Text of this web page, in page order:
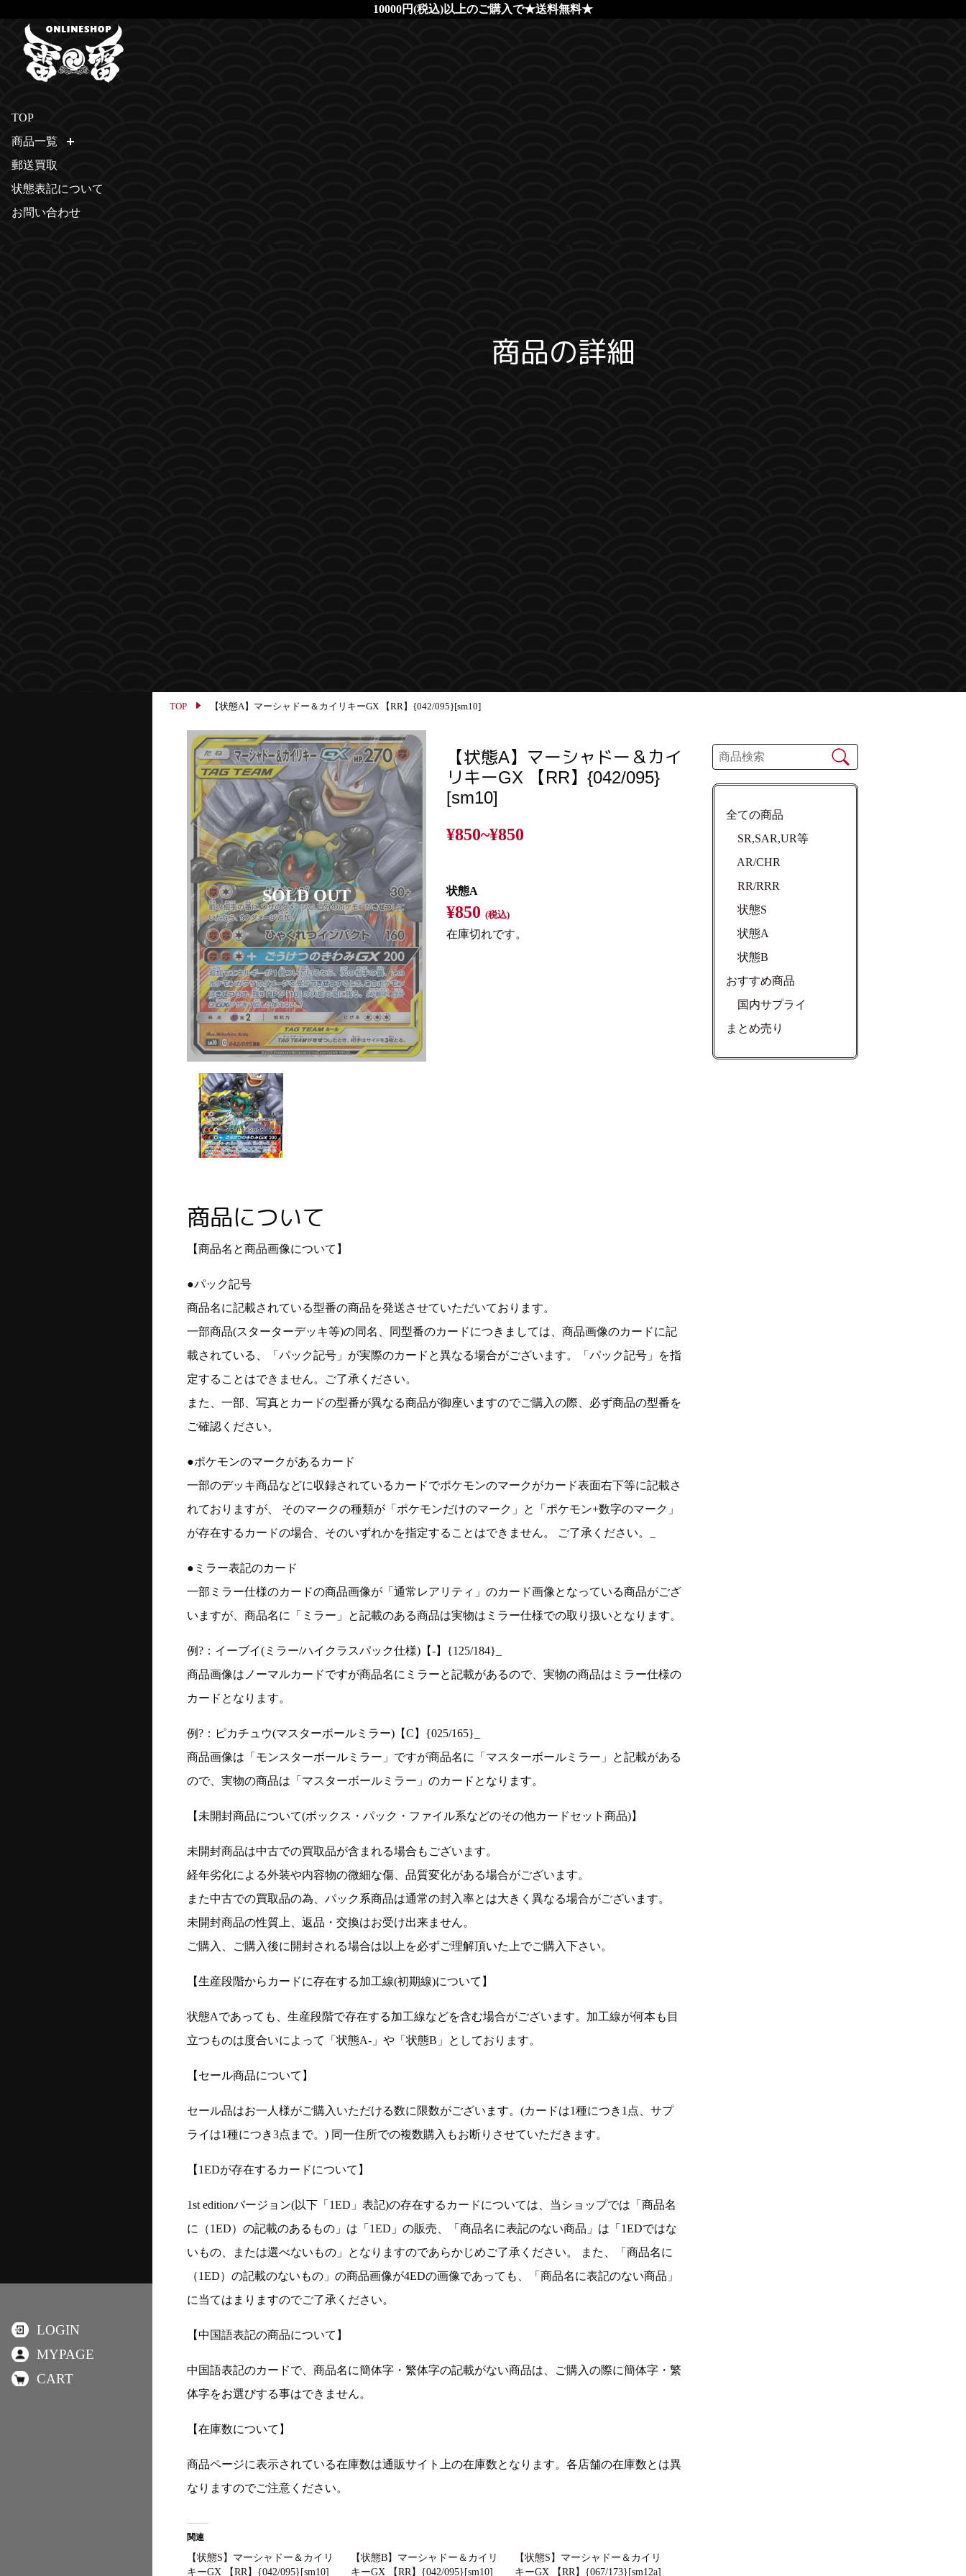
10000円(税込)以上のご購入で★送料無料★
商品の詳細
TOP 【状態A】マーシャドー＆カイリキーGX 【RR】{042/095}[sm10]
【状態A】マーシャドー＆カイ
リキーGX 【RR】{042/095}
[sm10]
¥850~¥850
状態A
¥850(税込)
在庫切れです。
商品について
【商品名と商品画像について】
●パック記号
商品名に記載されている型番の商品を発送させていただいております。
一部商品(スターターデッキ等)の同名、同型番のカードにつきましては、商品画像のカードに記
載されている、「パック記号」が実際のカードと異なる場合がございます。「パック記号」を指
定することはできません。ご了承ください。
また、一部、写真とカードの型番が異なる商品が御座いますのでご購入の際、必ず商品の型番を
ご確認ください。
●ポケモンのマークがあるカード
一部のデッキ商品などに収録されているカードでポケモンのマークがカード表面右下等に記載さ
れておりますが、 そのマークの種類が「ポケモンだけのマーク」と「ポケモン+数字のマーク」
が存在するカードの場合、そのいずれかを指定することはできません。 ご了承ください。_
●ミラー表記のカード
一部ミラー仕様のカードの商品画像が「通常レアリティ」のカード画像となっている商品がござ
いますが、商品名に「ミラー」と記載のある商品は実物はミラー仕様での取り扱いとなります。
例?：イーブイ(ミラー/ハイクラスパック仕様)【-】{125/184}_
商品画像はノーマルカードですが商品名にミラーと記載があるので、実物の商品はミラー仕様の
カードとなります。
例?：ピカチュウ(マスターボールミラー)【C】{025/165}_
商品画像は「モンスターボールミラー」ですが商品名に「マスターボールミラー」と記載がある
ので、実物の商品は「マスターボールミラー」のカードとなります。
【未開封商品について(ボックス・パック・ファイル系などのその他カードセット商品)】
未開封商品は中古での買取品が含まれる場合もございます。
経年劣化による外装や内容物の微細な傷、品質変化がある場合がございます。
また中古での買取品の為、パック系商品は通常の封入率とは大きく異なる場合がございます。
未開封商品の性質上、返品・交換はお受け出来ません。
ご購入、ご購入後に開封される場合は以上を必ずご理解頂いた上でご購入下さい。
【生産段階からカードに存在する加工線(初期線)について】
状態Aであっても、生産段階で存在する加工線などを含む場合がございます。加工線が何本も目
立つものは度合いによって「状態A-」や「状態B」としております。
【セール商品について】
セール品はお一人様がご購入いただける数に限数がございます。(カードは1種につき1点、サプ
ライは1種につき3点まで。) 同一住所での複数購入もお断りさせていただきます。
【1EDが存在するカードについて】
1st editionバージョン(以下「1ED」表記)の存在するカードについては、当ショップでは「商品名
に（1ED）の記載のあるもの」は「1ED」の販売、「商品名に表記のない商品」は「1EDではな
いもの、または選べないもの」となりますのであらかじめご了承ください。 また、「商品名に
（1ED）の記載のないもの」の商品画像が4EDの画像であっても、「商品名に表記のない商品」
に当てはまりますのでご了承ください。
【中国語表記の商品について】
中国語表記のカードで、商品名に簡体字・繁体字の記載がない商品は、ご購入の際に簡体字・繁
体字をお選びする事はできません。
【在庫数について】
商品ページに表示されている在庫数は通販サイト上の在庫数となります。各店舗の在庫数とは異
なりますのでご注意ください。
関連
【状態S】マーシャドー＆カイリ
キーGX 【RR】{042/095}[sm10]
【状態B】マーシャドー＆カイリ
キーGX 【RR】{042/095}[sm10]
【状態S】マーシャドー＆カイリ
キーGX 【RR】{067/173}[sm12a]
全ての商品
SR,SAR,UR等
AR/CHR
RR/RRR
状態S
状態A
状態B
おすすめ商品
国内サプライ
まとめ売り
TOP
商品一覧
郵送買取
状態表記について
お問い合わせ
LOGIN
MYPAGE
CART